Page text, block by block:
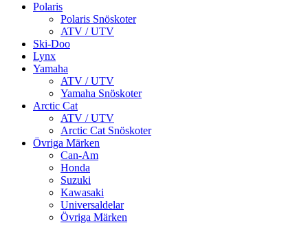
Polaris
Polaris Snöskoter
ATV / UTV
Ski-Doo
Lynx
Yamaha
ATV / UTV
Yamaha Snöskoter
Arctic Cat
ATV / UTV
Arctic Cat Snöskoter
Övriga Märken
Can-Am
Honda
Suzuki
Kawasaki
Universaldelar
Övriga Märken